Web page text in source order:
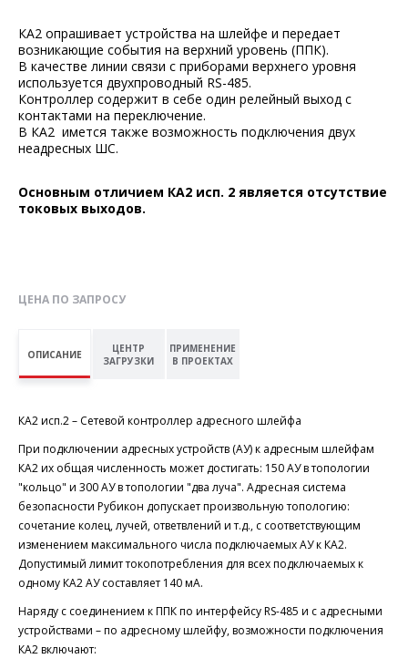
КА2 опрашивает устройства на шлейфе и передает
возникающие события на верхний уровень (ППК).
В качестве линии связи с приборами верхнего уровня
используется двухпроводный RS-485.
Контроллер содержит в себе один релейный выход с
контактами на переключение.
В КА2 имется также возможность подключения двух
неадресных ШС.
Основным отличием КА2 исп. 2 является отсутствие
токовых выходов.
ЦЕНА ПО ЗАПРОСУ
ОПИСАНИЕ
ЦЕНТР
ЗАГРУЗКИ
ПРИМЕНЕНИЕ
В ПРОЕКТАХ
КА2 исп.2 – Сетевой контроллер адресного шлейфа
При подключении адресных устройств (АУ) к адресным шлейфам
КА2 их общая численность может достигать: 150 АУ в топологии
"кольцо" и 300 АУ в топологии "два луча". Адресная система
безопасности Рубикон допускает произвольную топологию:
сочетание колец, лучей, ответвлений и т.д., с соответствующим
изменением максимального числа подключаемых АУ к КА2.
Допустимый лимит токопотребления для всех подключаемых к
одному КА2 АУ составляет 140 мА.
Наряду с соединением к ППК по интерфейсу RS-485 и с адресными
устройствами – по адресному шлейфу, возможности подключения
КА2 включают: